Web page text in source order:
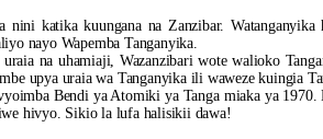
katika kuungana na Zanzibar. Watanganyika
nayo Wapemba Tanganyika.
na uhamiaji, Wazanzibari wote walioko
upya uraia wa Tanganyika ili waweze kuingia
Bendi ya Atomiki ya Tanga miaka ya 1970.
hivyo. Sikio la lufa halisikii dawa!